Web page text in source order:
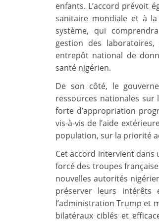
enfants. L’accord prévoit
sanitaire mondiale et à
système, qui
gestion des
entrepôt national de
santé nigérien.
De son côté, le
ressources nationales
forte d’appropriation
vis-à-vis de l’aide
population, sur la priorité
Cet accord intervient dans
forcé des troupes
nouvelles autorités
préserver leurs intérêts
l’administration Trump et
bilatéraux ciblés et